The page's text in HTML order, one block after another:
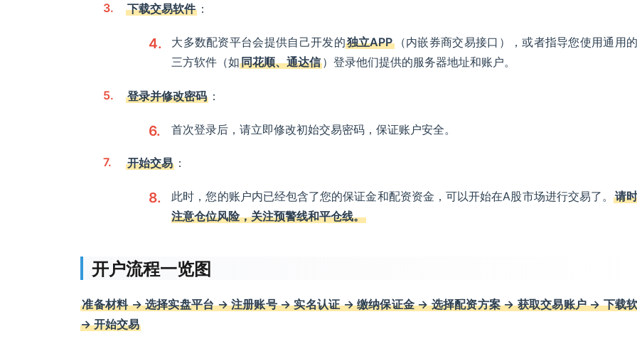
下载交易软件 ：
大多数配资平台会提供自己开发的独立APP（内嵌券商交易接口），或者指导您使用通用
三方软件（如同花顺、通达信）登录他们提供的服务器地址和账户。
登录并修改密码 ：
首次登录后，请立即修改初始交易密码，保证账户安全。
开始交易 ：
此时，您的账户内已经包含了您的保证金和配资资金，可以开始在A股市场进行交易了。请
注意仓位风险，关注预警线和平仓线。
开户流程一览图
准备材料 → 选择实盘平台 → 注册账号 → 实名认证 → 缴纳保证金 → 选择配资方案 → 获取交易账户 → 下载
→ 开始交易